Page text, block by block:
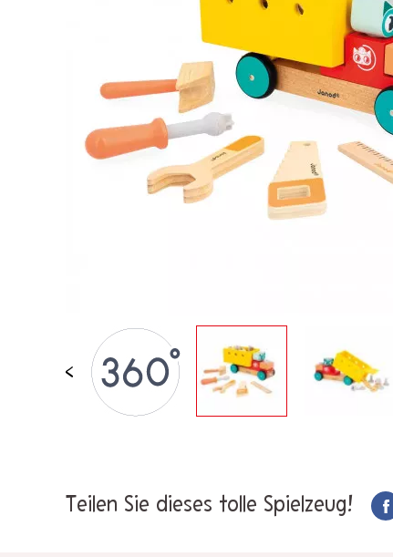
ROLLENSPIEL
OUTDOOR
TAFEL, MÖBEL &
LOSE STÜCKE
Teilen Sie dieses tolle Spielzeug!